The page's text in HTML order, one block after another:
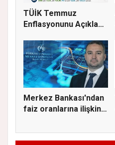
TÜİK Temmuz
Enflasyonunu Açıkladı:
Merkez Bankası'ndan
faiz oranlarına ilişkin